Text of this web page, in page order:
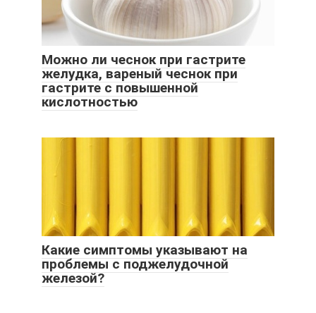
Можно ли чеснок при гастрите
желудка, вареный чеснок при
гастрите с повышенной
кислотностью
Какие симптомы указывают на
проблемы с поджелудочной
железой?